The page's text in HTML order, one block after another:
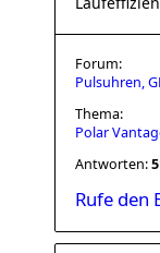
Forum:
Pulsuhren,
Thema:
Polar
Antworten:
Rufe den